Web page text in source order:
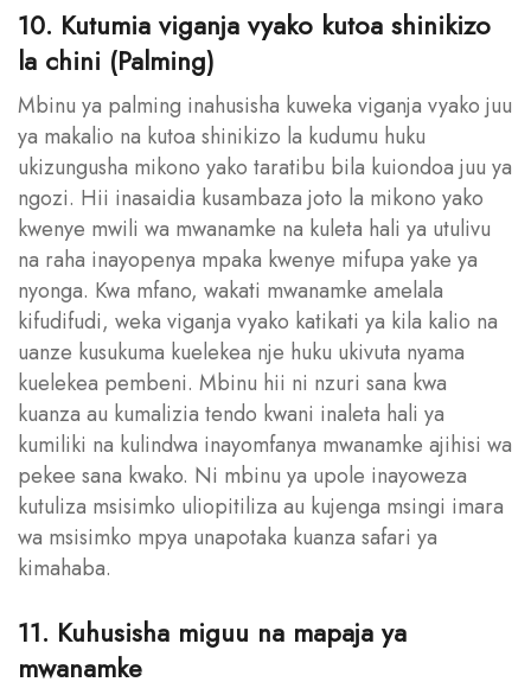
10. Kutumia viganja vyako kutoa shinikizo
la chini (Palming)
Mbinu ya palming inahusisha kuweka viganja vyako juu
ya makalio na kutoa shinikizo la kudumu huku
ukizungusha mikono yako taratibu bila kuiondoa juu ya
ngozi. Hii inasaidia kusambaza joto la mikono yako
kwenye mwili wa mwanamke na kuleta hali ya utulivu
na raha inayopenya mpaka kwenye mifupa yake ya
nyonga. Kwa mfano, wakati mwanamke amelala
kifudifudi, weka viganja vyako katikati ya kila kalio na
uanze kusukuma kuelekea nje huku ukivuta nyama
kuelekea pembeni. Mbinu hii ni nzuri sana kwa
kuanza au kumalizia tendo kwani inaleta hali ya
kumiliki na kulindwa inayomfanya mwanamke ajihisi wa
pekee sana kwako. Ni mbinu ya upole inayoweza
kutuliza msisimko uliopitiliza au kujenga msingi imara
wa msisimko mpya unapotaka kuanza safari ya
kimahaba.
11. Kuhusisha miguu na mapaja ya
mwanamke